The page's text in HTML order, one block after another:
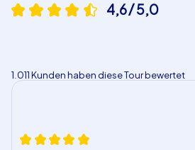
4,6 / 5,0
1.011 Kunden haben diese Tour bewertet